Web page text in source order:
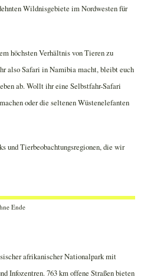
Wildnisgebiete im Nordwesten für
höchsten Verhältnis von Tieren zu
also Safari in Namibia macht, bleibt euch
ab. Wollt ihr eine Selbstfahr-Safari
oder die seltenen Wüstenelefanten
und Tierbeobachtungsregionen, die wir
Ende
afrikanischer Nationalpark mit
Infozentren. 763 km offene Straßen bieten